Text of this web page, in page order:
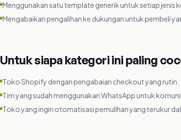
Menggunakan satu template generik untuk setiap jenis
Mengabaikan pengalihan ke dukungan untuk pembeli
Untuk siapa kategori ini paling
Toko Shopify dengan pengabaian checkout yang rutin.
Tim yang sudah menggunakan WhatsApp untuk
Toko yang ingin otomatisasi pemulihan yang terukur